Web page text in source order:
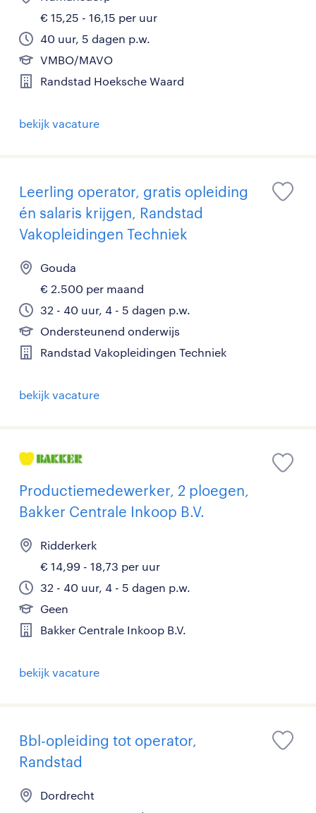
€ 15,25 - 16,15 per uur
40 uur, 5 dagen p.w.
VMBO/MAVO
Randstad Hoeksche Waard
bekijk vacature
Leerling operator, gratis opleiding
én salaris krijgen, Randstad
Vakopleidingen Techniek
Gouda
€ 2.500 per maand
32 - 40 uur, 4 - 5 dagen p.w.
Ondersteunend onderwijs
Randstad Vakopleidingen Techniek
bekijk vacature
Productiemedewerker, 2 ploegen,
Bakker Centrale Inkoop B.V.
Ridderkerk
€ 14,99 - 18,73 per uur
32 - 40 uur, 4 - 5 dagen p.w.
Geen
Bakker Centrale Inkoop B.V.
bekijk vacature
Bbl-opleiding tot operator,
Randstad
Dordrecht